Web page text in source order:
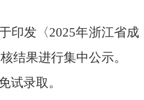
印发 〈2025年浙江省成
结果进行集中公示。
试录取。